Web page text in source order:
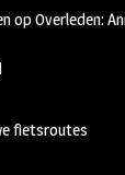
opOverleden:
fietsroutes